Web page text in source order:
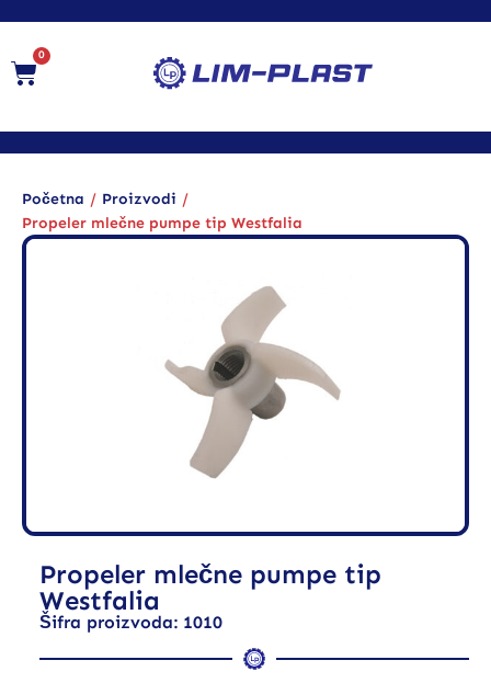
0
Početna / Proizvodi /
Propeler mlečne pumpe tip Westfalia
Propeler mlečne pumpe tip
Westfalia
Šifra proizvoda: 1010